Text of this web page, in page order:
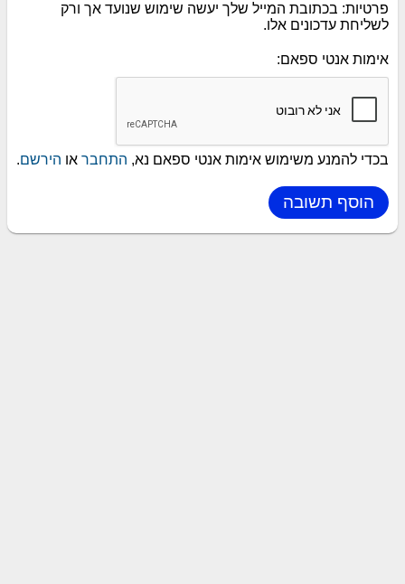
פרטיות: בכתובת המייל שלך יעשה שימוש שנועד אך ורק
לשליחת עדכונים אלו.
אימות אנטי ספאם:
בכדי להמנע משימוש אימות אנטי ספאם נא, התחבר או הירשם.